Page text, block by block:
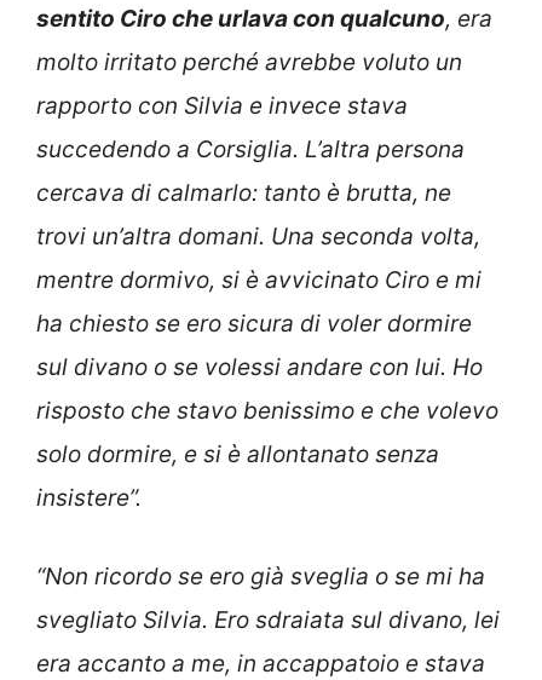
sentito Ciro che urlava con qualcuno, era
molto irritato perché avrebbe voluto un
rapporto con Silvia e invece stava
succedendo a Corsiglia. L’altra persona
cercava di calmarlo: tanto è brutta, ne
trovi un’altra domani. Una seconda volta,
mentre dormivo, si è avvicinato Ciro e mi
ha chiesto se ero sicura di voler dormire
sul divano o se volessi andare con lui. Ho
risposto che stavo benissimo e che volevo
solo dormire, e si è allontanato senza
insistere”.
“Non ricordo se ero già sveglia o se mi ha
svegliato Silvia. Ero sdraiata sul divano, lei
era accanto a me, in accappatoio e stava